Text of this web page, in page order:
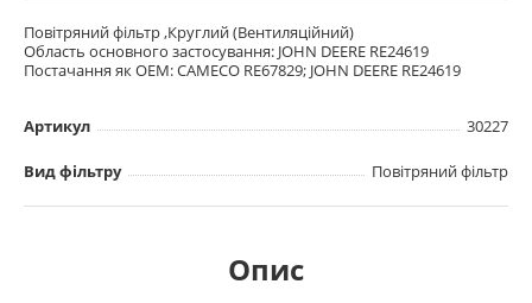
Повітряний фільтр ,Круглий (Вентиляційний)
Область основного застосування: JOHN DEERE RE24619
Постачання як OEM: CAMECO RE67829; JOHN DEERE RE24619
Артикул 30227
Вид фільтру Повітряний фільтр
Опис